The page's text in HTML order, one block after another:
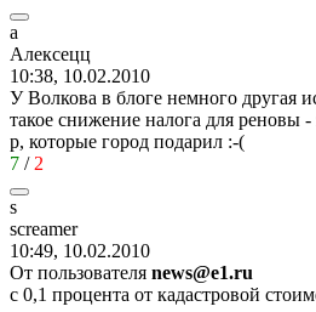
а
Алексецц
10:38, 10.02.2010
У Волкова в блоге немного другая
такое снижение налога для реновы
р, которые город подарил :-(
7 / 2
s
screamer
10:49, 10.02.2010
От пользователя news@e1.ru
с 0,1 процента от кадастровой